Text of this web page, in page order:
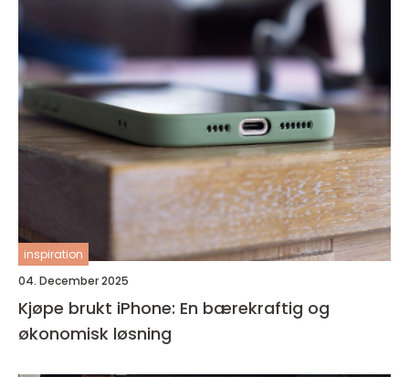
inspiration
04. December 2025
Kjøpe brukt iPhone: En bærekraftig og
økonomisk løsning